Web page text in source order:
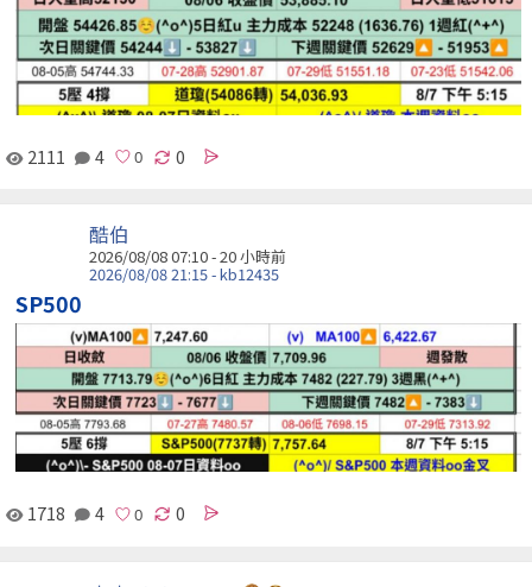
2111 4 0
酷伯
2026/08/08 07:10 -20 小時前
2026/08/08 21:15 - kb12435
SP500
1718 4 0